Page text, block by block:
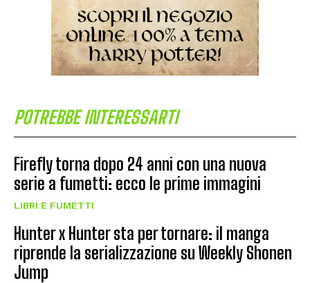
POTREBBE INTERESSARTI
Firefly torna dopo 24 anni con una nuova
serie a fumetti: ecco le prime immagini
LIBRI E FUMETTI
Hunter x Hunter sta per tornare: il manga
riprende la serializzazione su Weekly Shonen
Jump